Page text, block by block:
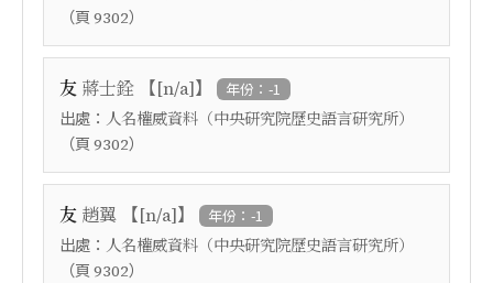
（頁 9302）
友 蔣士銓 【[n/a]】 年份：-1
出處： 人名權威資料（中央研究院歷史語言研究所）
（頁 9302）
友 趙翼 【[n/a]】 年份：-1
出處： 人名權威資料（中央研究院歷史語言研究所）
（頁 9302）